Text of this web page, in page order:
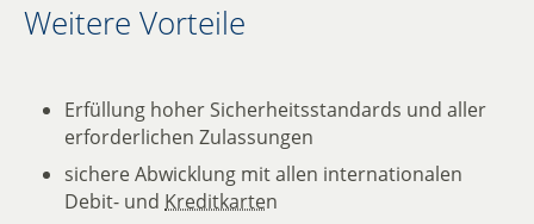
Weitere Vorteile
Erfüllung hoher Sicherheitsstandards und aller
erforderlichen Zulassungen
sichere Abwicklung mit allen internationalen
Debit- und Kreditkarten